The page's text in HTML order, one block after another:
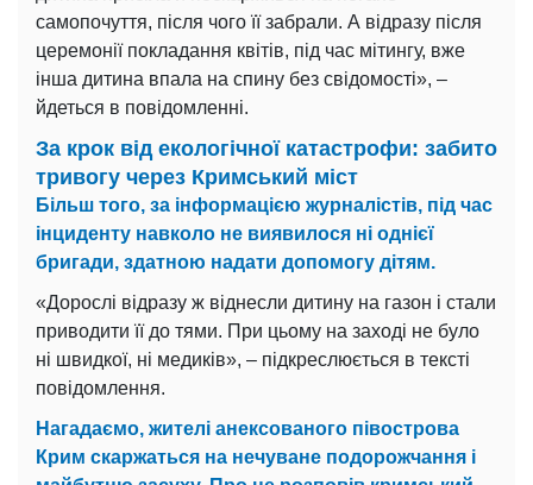
самопочуття, після чого її забрали. А відразу після
церемонії покладання квітів, під час мітингу, вже
інша дитина впала на спину без свідомості», –
йдеться в повідомленні.
За крок від екологічної катастрофи: забито
тривогу через Кримський міст
Більш того, за інформацією журналістів, під час
інциденту навколо не виявилося ні однієї
бригади, здатною надати допомогу дітям.
«Дорослі відразу ж віднесли дитину на газон і стали
приводити її до тями. При цьому на заході не було
ні швидкої, ні медиків», – підкреслюється в тексті
повідомлення.
Нагадаємо, жителі анексованого півострова
Крим скаржаться на нечуване подорожчання і